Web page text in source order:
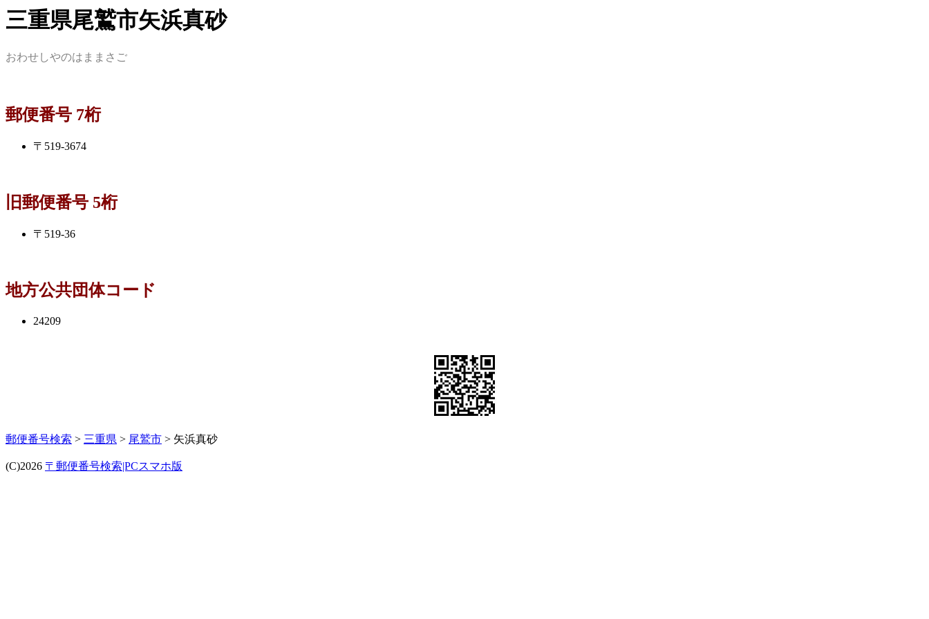
三重県尾鷲市矢浜真砂
おわせしやのはままさご
郵便番号 7桁
〒519-3674
旧郵便番号 5桁
〒519-36
地方公共団体コード
24209
郵便番号検索 > 三重県 > 尾鷲市 > 矢浜真砂
(C)2026 〒郵便番号検索|PCスマホ版